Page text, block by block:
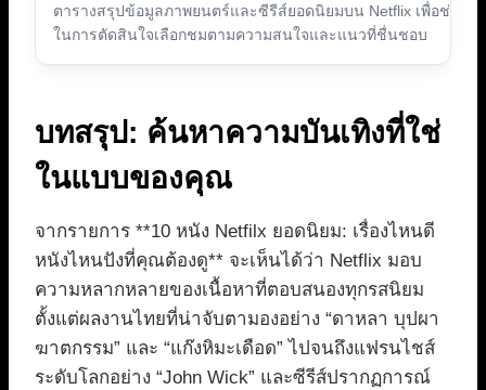
ตารางสรุปข้อมูลภาพยนตร์และซีรีส์ยอดนิยมบน Netflix เพื่อช่วย
ในการตัดสินใจเลือกชมตามความสนใจและแนวที่ชื่นชอบ
บทสรุป: ค้นหาความบันเทิงที่ใช่
ในแบบของคุณ
จากรายการ **10 หนัง Netfilx ยอดนิยม: เรื่องไหนดี
หนังไหนปังที่คุณต้องดู** จะเห็นได้ว่า Netflix มอบ
ความหลากหลายของเนื้อหาที่ตอบสนองทุกรสนิยม
ตั้งแต่ผลงานไทยที่น่าจับตามองอย่าง “ดาหลา บุปผา
ฆาตกรรม” และ “แก๊งหิมะเดือด” ไปจนถึงแฟรนไชส์
ระดับโลกอย่าง “John Wick” และซีรีส์ปรากฏการณ์